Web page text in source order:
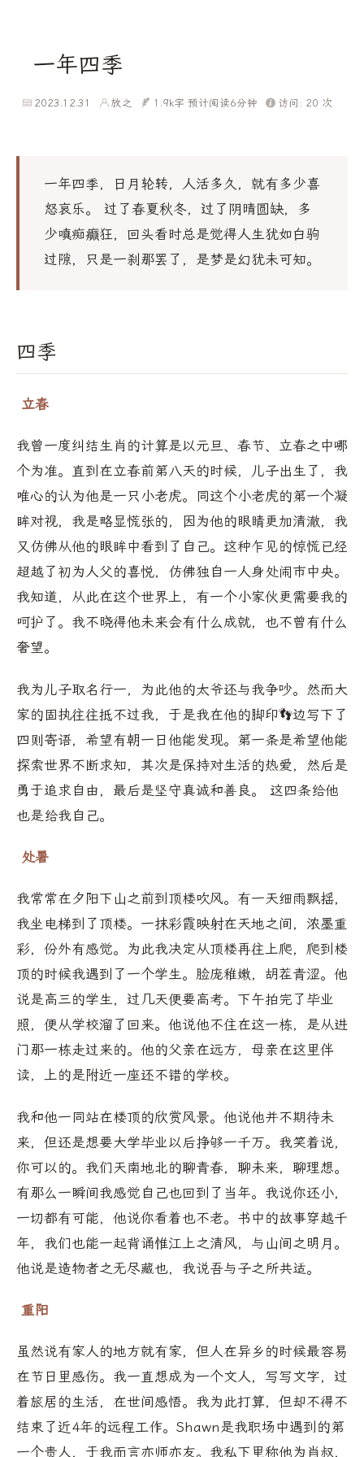
一年四季
2023.12.31 放之 1.9k字 预计阅读6分钟 访问: 20 次
一年四季，日月轮转，人活多久，就有多少喜
怒哀乐。 过了春夏秋冬，过了阴晴圆缺，多
少嗔痴癫狂，回头看时总是觉得人生犹如白驹
过隙，只是一刹那罢了，是梦是幻犹未可知。
四季
立春
我曾一度纠结生肖的计算是以元旦、春节、立春之中哪
个为准。直到在立春前第八天的时候，儿子出生了，我
唯心的认为他是一只小老虎。同这个小老虎的第一个凝
眸对视，我是略显慌张的，因为他的眼睛更加清澈，我
又仿佛从他的眼眸中看到了自己。这种乍见的惊慌已经
超越了初为人父的喜悦，仿佛独自一人身处闹市中央。
我知道，从此在这个世界上，有一个小家伙更需要我的
呵护了。我不晓得他未来会有什么成就，也不曾有什么
奢望。
我为儿子取名行一，为此他的太爷还与我争吵。然而大
家的固执往往抵不过我，于是我在他的脚印👣边写下了
四则寄语，希望有朝一日他能发现。第一条是希望他能
探索世界不断求知，其次是保持对生活的热爱，然后是
勇于追求自由，最后是坚守真诚和善良。 这四条给他
也是给我自己。
处暑
我常常在夕阳下山之前到顶楼吹风。有一天细雨飘摇，
我坐电梯到了顶楼。一抹彩霞映射在天地之间，浓墨重
彩，份外有感觉。为此我决定从顶楼再往上爬，爬到楼
顶的时候我遇到了一个学生。脸庞稚嫩，胡茬青涩。他
说是高三的学生，过几天便要高考。下午拍完了毕业
照，便从学校溜了回来。他说他不住在这一栋，是从进
门那一栋走过来的。他的父亲在远方，母亲在这里伴
读，上的是附近一座还不错的学校。
我和他一同站在楼顶的欣赏风景。他说他并不期待未
来，但还是想要大学毕业以后挣够一千万。我笑着说，
你可以的。我们天南地北的聊青春，聊未来，聊理想。
有那么一瞬间我感觉自己也回到了当年。我说你还小，
一切都有可能，他说你看着也不老。书中的故事穿越千
年，我们也能一起背诵惟江上之清风，与山间之明月。
他说是造物者之无尽藏也，我说吾与子之所共适。
重阳
虽然说有家人的地方就有家，但人在异乡的时候最容易
在节日里感伤。我一直想成为一个文人，写写文字，过
着旅居的生活，在世间感悟。我为此打算，但却不得不
结束了近4年的远程工作。Shawn是我职场中遇到的第
一个贵人，于我而言亦师亦友。我私下里称他为肖叔，